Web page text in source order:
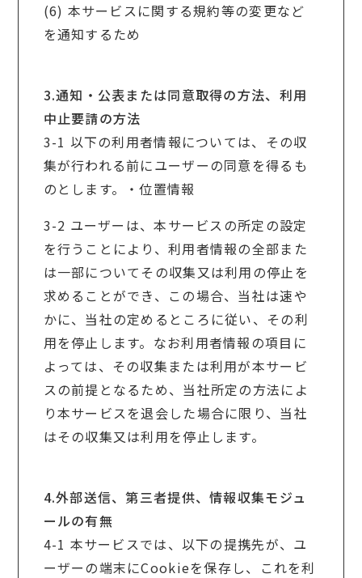
(6) 本サービスに関する規約等の変更など
を通知するため
3.通知・公表または同意取得の方法、利用
中止要請の方法
3-1 以下の利用者情報については、その収
集が行われる前にユーザーの同意を得るも
のとします。・位置情報
3-2 ユーザーは、本サービスの所定の設定
を行うことにより、利用者情報の全部また
は一部についてその収集又は利用の停止を
求めることができ、この場合、当社は速や
かに、当社の定めるところに従い、その利
用を停止します。なお利用者情報の項目に
よっては、その収集または利用が本サービ
スの前提となるため、当社所定の方法によ
り本サービスを退会した場合に限り、当社
はその収集又は利用を停止します。
4.外部送信、第三者提供、情報収集モジュ
ールの有無
4-1 本サービスでは、以下の提携先が、ユ
ーザーの端末にCookieを保存し、これを利